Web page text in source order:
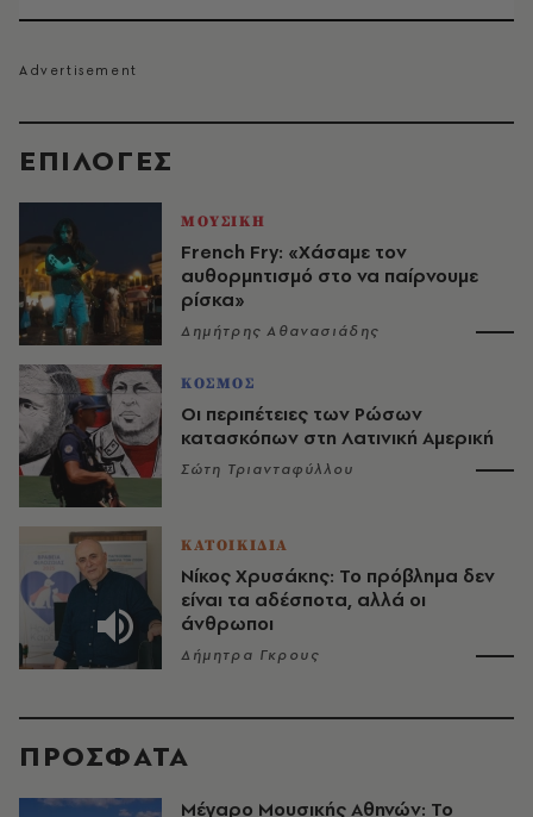
EΠΙΛΟΓΈΣ
ΜΟΥΣΙΚΗ
French Fry: «Χάσαμε τον
αυθορμητισμό στο να παίρνουμε
ρίσκα»
Δημήτρης Αθανασιάδης
ΚΟΣΜΟΣ
Οι περιπέτειες των Ρώσων
κατασκόπων στη Λατινική Αμερική
Σώτη Τριανταφύλλου
ΚΑΤΟΙΚΙΔΙΑ
Νίκος Χρυσάκης: Το πρόβλημα δεν
είναι τα αδέσποτα, αλλά οι
άνθρωποι
Δήμητρα Γκρους
ΠΡΟΣΦΑΤΑ
Μέγαρο Μουσικής Αθηνών: Το